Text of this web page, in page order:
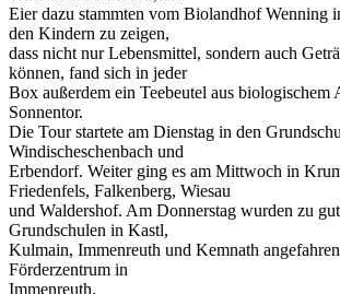
Eier dazu stammten vom Biolandhof Wenning
den Kindern zu zeigen,
dass nicht nur Lebensmittel, sondern auch
können, fand sich in jeder
Box außerdem ein Teebeutel aus biologischem
Sonnentor.
Die Tour startete am Dienstag in den
Windischeschenbach und
Erbendorf. Weiter ging es am Mittwoch in
Friedenfels, Falkenberg, Wiesau
und Waldershof. Am Donnerstag wurden zu
Grundschulen in Kastl,
Kulmain, Immenreuth und Kemnath
Förderzentrum in
Immenreuth.